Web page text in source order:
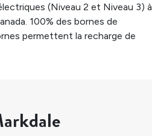
(Niveau 2 et Niveau 3) à
. 100% des bornes de
permettent la recharge de